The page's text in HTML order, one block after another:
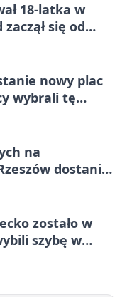
18-latka w
się od
nowy plac
wybrali tę
na
dostanie
zostało w
szybę w